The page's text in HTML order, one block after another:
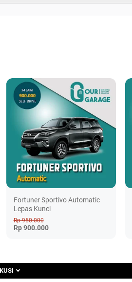
Fortuner Sportivo Automatic
Lepas Kunci
Rp 950.000
Rp 900.000